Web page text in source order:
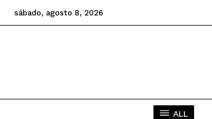
sábado, agosto 8, 2026
ALL